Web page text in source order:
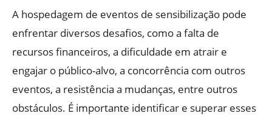
A hospedagem de eventos de sensibilização pode
enfrentar diversos desafios, como a falta de
recursos financeiros, a dificuldade em atrair e
engajar o público-alvo, a concorrência com outros
eventos, a resistência a mudanças, entre outros
obstáculos. É importante identificar e superar esses